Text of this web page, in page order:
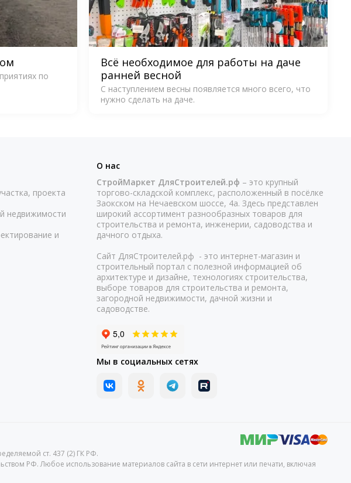
по
Всё необходимое для работы на даче
ранней весной
С наступлением весны появляется много всего, что
нужно сделать на даче.
проекта
недвижимости
и
О нас
СтройМаркет ДляСтроителей.рф – это крупный
торгово-складской комплекс, расположенный в посёлке
Заокском на Нечаевском шоссе, 4а. Здесь представлен
широкий ассортимент разнообразных товаров для
строительства и ремонта, инженерии, садоводства и
дачного отдыха.
Сайт ДляСтроителей.рф - это интернет-магазин и
строительный портал с полезной информацией об
архитектуре и дизайне, технологиях строительства,
выборе товаров для строительства и ремонта,
загородной недвижимости, дачной жизни и
садоводстве.
Мы в социальных сетях
ст. 437 (2) ГК РФ.
РФ. Любое использование материалов сайта в сети интернет или печати, включая